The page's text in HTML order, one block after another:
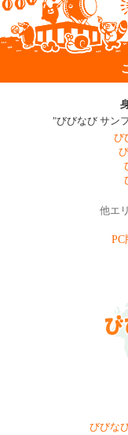
"びびなび サン
び
他エ
PC
びびな